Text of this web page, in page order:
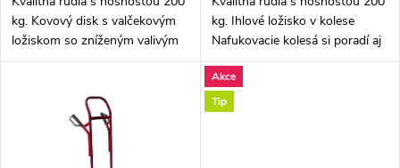
u
u
k
kg. Kovový disk s valčekovým
ložiskom so zníženým valivým
odporom. Nafukovacie kolesá si
nerovnosťami povrchu.
Univerzálna...
kg. Ihlové ložisko v kolese
Nafukovacie kolesá si poradí aj
s miernymi nerovnosťami
povrchu. Univerzálna rudla s
širokým spektrom využitia...
Akce
Tip